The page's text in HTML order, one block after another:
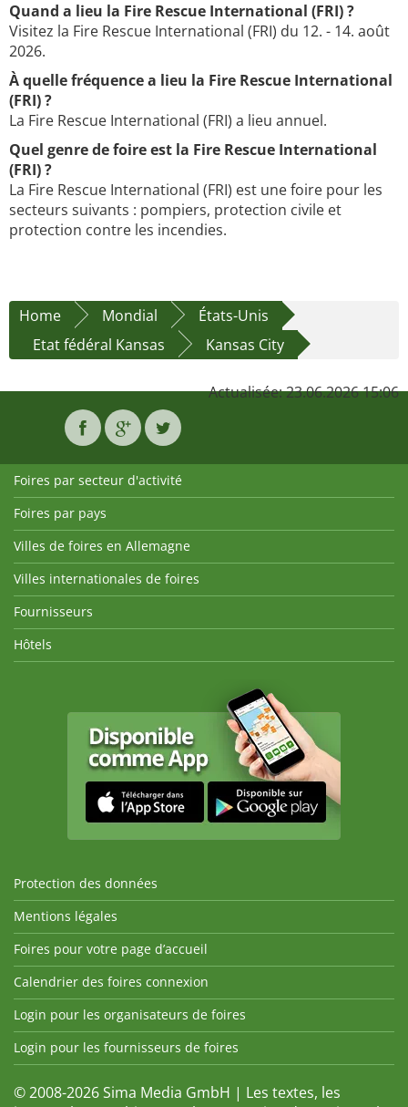
Quand a lieu la Fire Rescue International (FRI) ?
Visitez la Fire Rescue International (FRI) du 12. - 14. août
2026.
À quelle fréquence a lieu la Fire Rescue International
(FRI) ?
La Fire Rescue International (FRI) a lieu annuel.
Quel genre de foire est la Fire Rescue International
(FRI) ?
La Fire Rescue International (FRI) est une foire pour les
secteurs suivants : pompiers, protection civile et
protection contre les incendies.
Home Mondial
États-Unis
Etat fédéral Kansas
Kansas City
Actualisée: 23.06.2026 15:06
Foires par secteur d'activité
Foires par pays
Villes de foires en Allemagne
Villes internationales de foires
Fournisseurs
Hôtels
Protection des données
Mentions légales
Foires pour votre page d’accueil
Calendrier des foires connexion
Login pour les organisateurs de foires
Login pour les fournisseurs de foires
© 2008-2026 Sima Media GmbH | Les textes, les